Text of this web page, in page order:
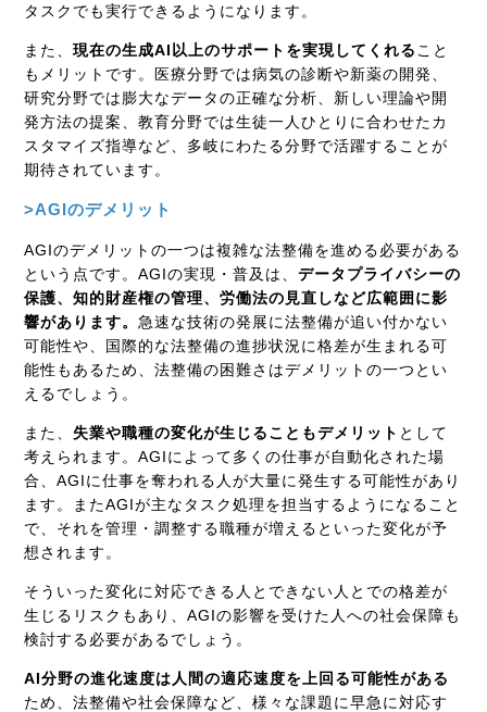
タスクでも実行できるようになります。
また、現在の生成AI以上のサポートを実現してくれる こと
もメリットです。医療分野では病気の診断や新薬の開発、
研究分野では膨大なデータの正確な分析、新しい理論や開
発方法の提案、教育分野では生徒一人ひとりに合わせたカ
スタマイズ指導など、多岐にわたる分野で活躍することが
期待されています。
>AGIのデメリット
AGIのデメリットの一つは複雑な法整備を進める必要がある
という点です。AGIの実現・普及は、データプライバシーの
保護、知的財産権の管理、労働法の見直しなど広範囲に影
響があります。急速な技術の発展に法整備が追い付かない
可能性や、国際的な法整備の進捗状況に格差が生まれる可
能性もあるため、法整備の困難さはデメリットの一つとい
えるでしょう。
また、 失業や職種の変化が生じることもデメリット として
考えられます。AGIによって多くの仕事が自動化された場
合、AGIに仕事を奪われる人が大量に発生する可能性があり
ます。またAGIが主なタスク処理を担当するようになること
で、それを管理・調整する職種が増えるといった変化が予
想されます。
そういった変化に対応できる人とできない人とでの格差が
生じるリスクもあり、AGIの影響を受けた人への社会保障も
検討する必要があるでしょう。
AI分野の進化速度は人間の適応速度を上回る可能性がある
ため、法整備や社会保障など、様々な課題に早急に対応す